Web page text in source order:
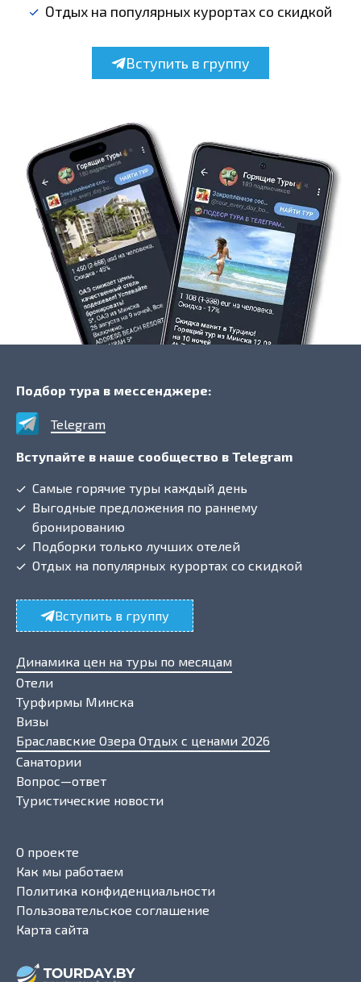
Отдых на популярных курортах со скидкой
Вступить в группу
Динамика цен на туры по месяцам
Отели
Турфирмы Минска
Визы
Браславские Озера Отдых с ценами 2026
Санатории
Вопрос—ответ
Туристические новости
О проекте
Как мы работаем
Политика конфиденциальности
Пользовательское соглашение
Карта сайта
Подбор тура в мессенджере:
Telegram
Вступайте в наше сообщество в Telegram
Самые горячие туры каждый день
Выгодные предложения по раннему
бронированию
Подборки только лучших отелей
Отдых на популярных курортах со скидкой
Вступить в группу